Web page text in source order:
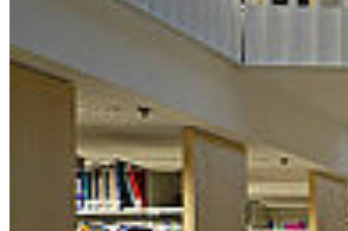
Institut für Anglistik/Amerikanistik
Institut für Baltistik
Institut für Deutsche Philologie
Institut für Fennistik und Skandinavistik
Institut für Slawistik